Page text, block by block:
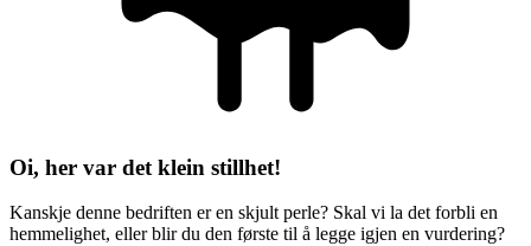
Oi, her var det klein stillhet!
Kanskje denne bedriften er en skjult perle? Skal vi la det forbli en
hemmelighet, eller blir du den første til å legge igjen en vurdering?